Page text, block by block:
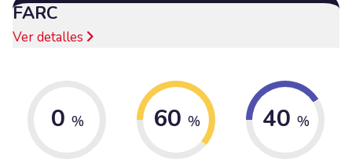
FARC
Ver detalles
0 % 60 % 40 %